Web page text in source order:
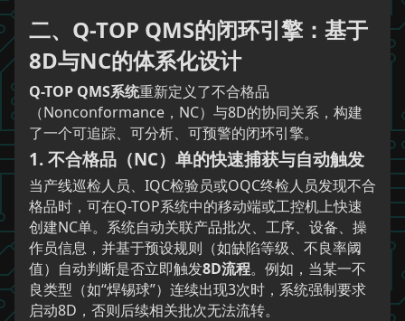
二、Q-TOP QMS的闭环引擎：基于
8D与NC的体系化设计
Q-TOP QMS系统重新定义了不合格品
（Nonconformance，NC）与8D的协同关系，构建
了一个可追踪、可分析、可预警的闭环引擎。
1. 不合格品（NC）单的快速捕获与自动触发
当产线巡检人员、IQC检验员或OQC终检人员发现不合
格品时，可在Q-TOP系统中的移动端或工控机上快速
创建NC单。系统自动关联产品批次、工序、设备、操
作员信息，并基于预设规则（如缺陷等级、不良率阈
值）自动判断是否立即触发8D流程。例如，当某一不
良类型（如“焊锡球”）连续出现3次时，系统强制要求
启动8D，否则后续相关批次无法流转。